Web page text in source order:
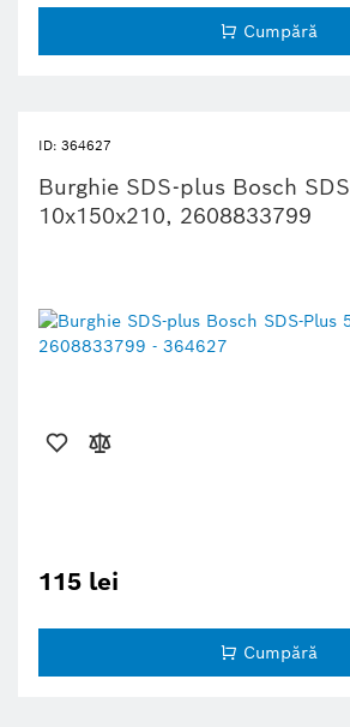
Cumpără
ID: 364627
Burghie SDS-plus Bosch
10x150x210, 2608833799
115 lei
Cumpără